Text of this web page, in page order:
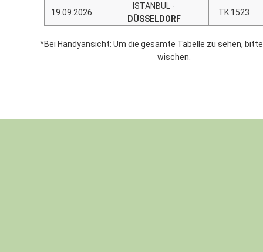
19.09.2026
ISTANBUL -
DÜSSELDORF
TK 1523
*Bei Handyansicht: Um die gesamte Tabelle zu sehen,
wischen.